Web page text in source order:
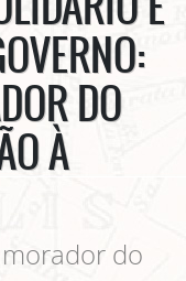
DO
À
do